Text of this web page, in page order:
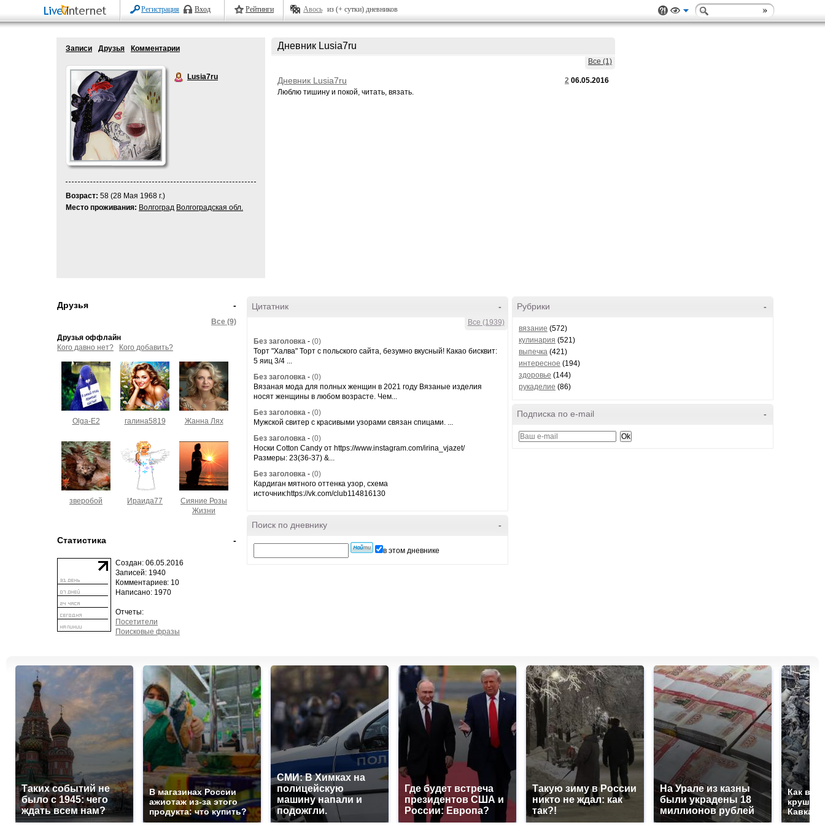
Регистрация Вход Рейтинги Авось из (+ сутки) дневников
Записи Друзья Комментарии
Lusia7ru
Возраст: 58 (28 Мая 1968 г.)
Место проживания: Волгоград Волгоградская обл.
Дневник Lusia7ru
Все (1)
2 06.05.2016
Дневник Lusia7ru
Люблю тишину и покой, читать, вязать.
-
Друзья
Все (9)
Друзья оффлайн
Кого давно нет?
Кого добавить?
Olga-E2 галина5819 Жанна Лях
зверобой Ираида77
Сияние Розы
Жизни
-
Статистика
Создан: 06.05.2016
Записей: 1940
Комментариев: 10
Написано: 1970
Отчеты:
Посетители
Поисковые фразы
-
Цитатник
Все (1939)
Без заголовка - (0)
Торт "Халва" Торт с польского сайта, безумно вкусный! Какао бисквит:
5 яиц 3/4 ...
Без заголовка - (0)
Вязаная мода для полных женщин в 2021 году Вязаные изделия
носят женщины в любом возрасте. Чем...
Без заголовка - (0)
Мужской свитер с красивыми узорами связан спицами. ...
Без заголовка - (0)
Носки Cotton Candy от https://www.instagram.com/irina_vjazet/ ⠀
Размеры: 23(36-37) &...
Без заголовка - (0)
Кардиган мятного оттенка узор, схема
источник:https://vk.com/club114816130
-
Поиск по дневнику
в этом дневнике
-
Рубрики
вязание (572)
кулинария (521)
выпечка (421)
интересное (194)
здоровье (144)
рукаделие (86)
-
Подписка по e-mail
Таких событий не
было с 1945: чего
ждать всем нам?
В магазинах России
ажиотаж из-за этого
продукта: что купить?
СМИ: В Химках на
полицейскую
машину напали и
подожгли.
Где будет встреча
президентов США и
России: Европа?
Такую зиму в России
никто не ждал: как
так?!
На Урале из казны
были украдены 18
миллионов рублей
Как